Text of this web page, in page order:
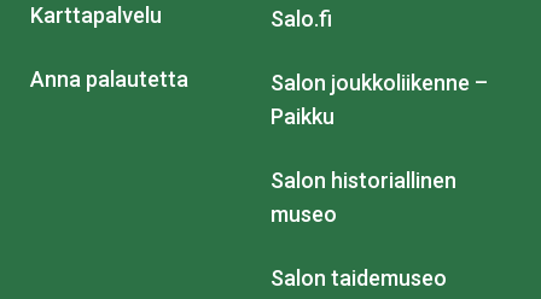
Karttapalvelu
Anna palautetta
Salo.fi
Salon joukkoliikenne –
Paikku
Salon historiallinen
museo
Salon taidemuseo